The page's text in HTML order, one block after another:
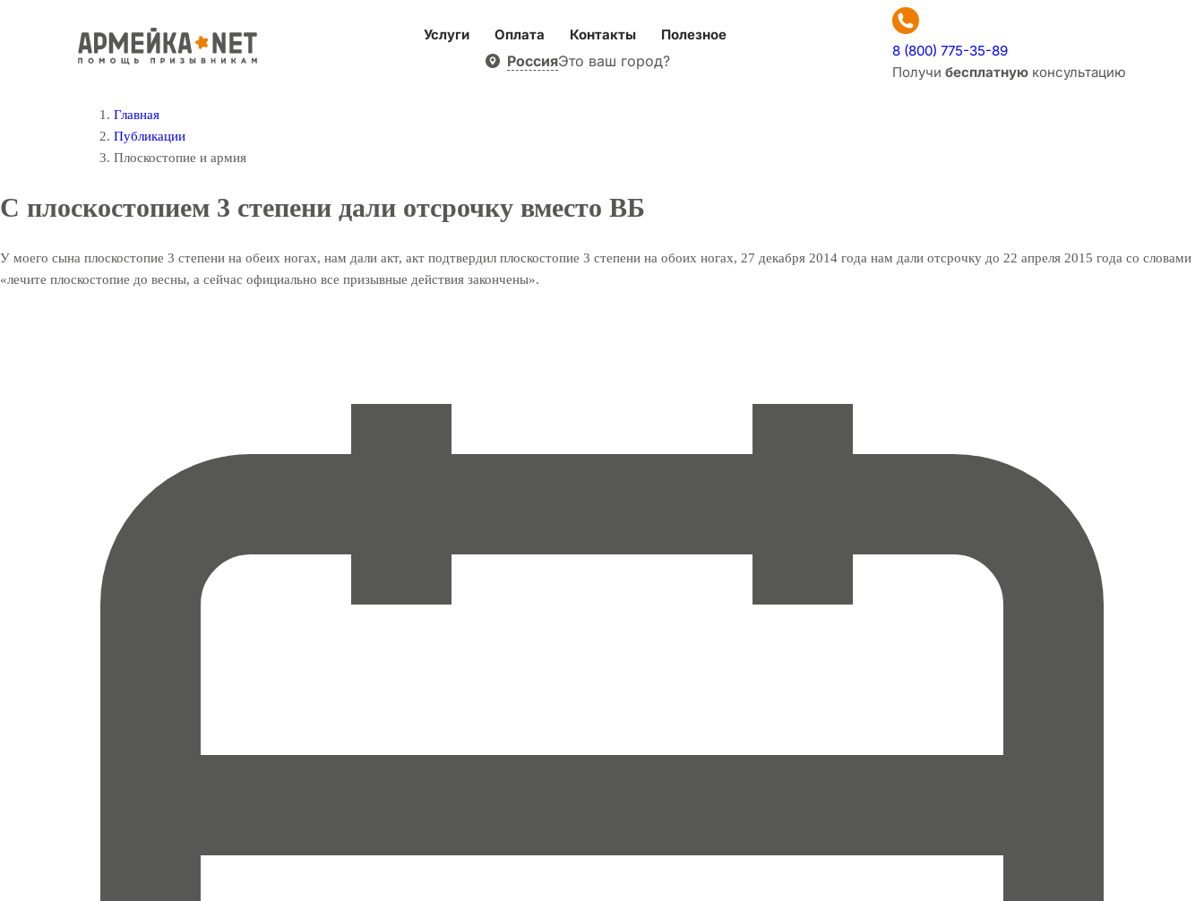
Услуги Оплата Контакты Полезное
РоссияЭто ваш город?
8 (800) 775-35-89
Получи бесплатную консультацию
Главная
Публикации
Плоскостопие и армия
С плоскостопием 3 степени дали отсрочку вместо ВБ
У моего сына плоскостопие 3 степени на обеих ногах, нам дали акт, акт подтвердил плоскостопие 3 степени на обоих ногах, 27 декабря 2014 года нам дали отсрочку до 22 апреля 2015 года со словами
«лечите плоскостопие до весны, а сейчас официально все призывные действия закончены».